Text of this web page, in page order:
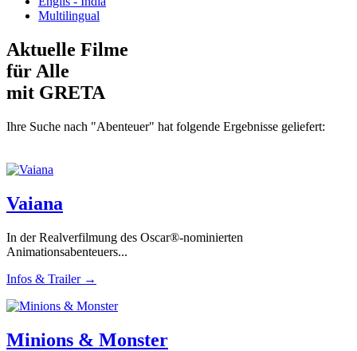
Multilingual
Aktuelle Filme
für Alle
mit GRETA
Ihre Suche nach "Abenteuer" hat folgende Ergebnisse geliefert:
Vaiana
In der Realverfilmung des Oscar®-nominierten
Animationsabenteuers...
Infos & Trailer →
Minions & Monster